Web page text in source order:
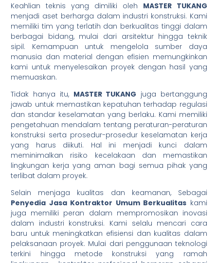
Keahlian teknis yang dimiliki oleh MASTER TUKANG
menjadi aset berharga dalam industri konstruksi. Kami
memiliki tim yang terlatih dan berkualitas tinggi dalam
berbagai bidang, mulai dari arsitektur hingga teknik
sipil. Kemampuan untuk mengelola sumber daya
manusia dan material dengan efisien memungkinkan
kami untuk menyelesaikan proyek dengan hasil yang
memuaskan.
Tidak hanya itu, MASTER TUKANG juga bertanggung
jawab untuk memastikan kepatuhan terhadap regulasi
dan standar keselamatan yang berlaku. Kami memiliki
pengetahuan mendalam tentang peraturan-peraturan
konstruksi serta prosedur-prosedur keselamatan kerja
yang harus diikuti. Hal ini menjadi kunci dalam
meminimalkan risiko kecelakaan dan memastikan
lingkungan kerja yang aman bagi semua pihak yang
terlibat dalam proyek.
Selain menjaga kualitas dan keamanan, Sebagai
Penyedia Jasa Kontraktor Umum Berkualitas kami
juga memiliki peran dalam mempromosikan inovasi
dalam industri konstruksi. Kami selalu mencari cara
baru untuk meningkatkan efisiensi dan kualitas dalam
pelaksanaan proyek. Mulai dari penggunaan teknologi
terkini hingga metode konstruksi yang ramah